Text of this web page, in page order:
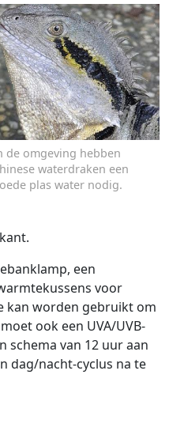
de omgeving hebben
waterdraken een
plas water nodig.
een
voor
kan worden gebruikt om
ook een UVA/UVB-
schema van 12 uur aan
dag/nacht-cyclus na te